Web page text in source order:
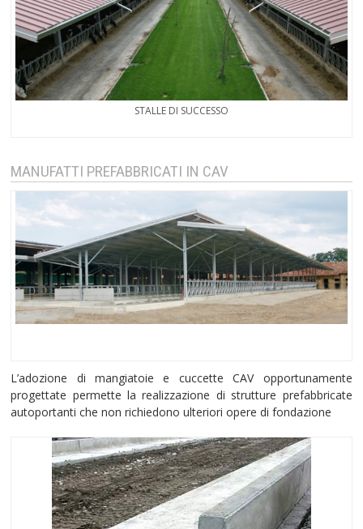
STALLE DI SUCCESSO
MANUFATTI PREFABBRICATI IN CAV
L’adozione di mangiatoie e cuccette CAV opportunamente
progettate permette la realizzazione di strutture prefabbricate
autoportanti che non richiedono ulteriori opere di fondazione